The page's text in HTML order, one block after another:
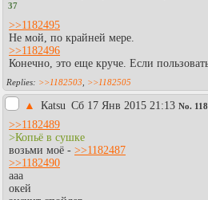
37
>>1182495
Не мой, по крайней мере.
>>1182496
Конечно, это еще круче. Если
>>1182503 >>1182505
▲ Каtsu Сб 17 Янв 2015 21:13 No.
>>1182489
>Копьё в сушке
возьми моё - >>1182487
>>1182490
ааа
окей